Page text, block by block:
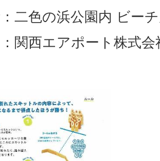
二色の浜公園内 ビー
関西エアポート株式